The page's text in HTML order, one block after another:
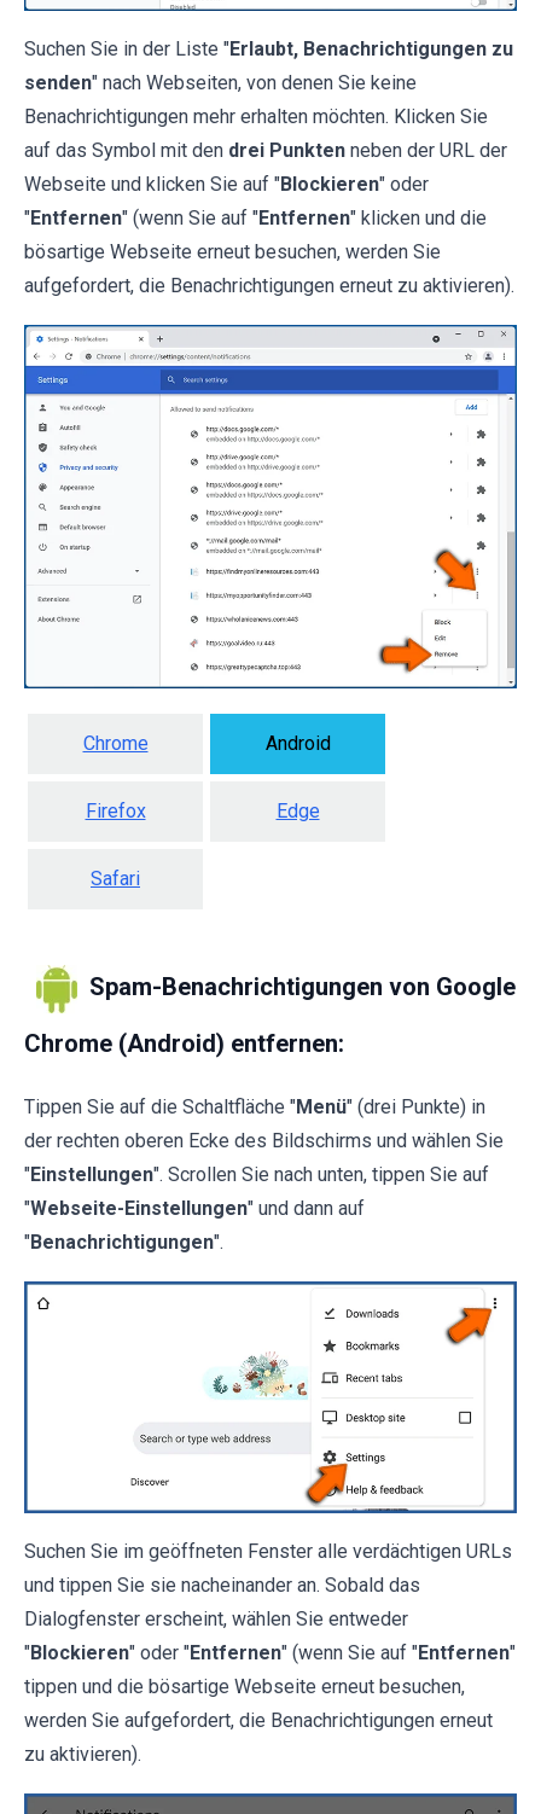
Suchen Sie in der Liste "Erlaubt, Benachrichtigungen zu
senden" nach Webseiten, von denen Sie keine
Benachrichtigungen mehr erhalten möchten. Klicken Sie
auf das Symbol mit den drei Punkten neben der URL der
Webseite und klicken Sie auf "Blockieren" oder
"Entfernen" (wenn Sie auf "Entfernen" klicken und die
bösartige Webseite erneut besuchen, werden Sie
aufgefordert, die Benachrichtigungen erneut zu aktivieren).
Chrome Android
Firefox Edge
Safari
Spam-Benachrichtigungen von Google
Chrome (Android) entfernen:
Tippen Sie auf die Schaltfläche "Menü" (drei Punkte) in
der rechten oberen Ecke des Bildschirms und wählen Sie
"Einstellungen". Scrollen Sie nach unten, tippen Sie auf
"Webseite-Einstellungen" und dann auf
"Benachrichtigungen".
Suchen Sie im geöffneten Fenster alle verdächtigen URLs
und tippen Sie sie nacheinander an. Sobald das
Dialogfenster erscheint, wählen Sie entweder
"Blockieren" oder "Entfernen" (wenn Sie auf "Entfernen"
tippen und die bösartige Webseite erneut besuchen,
werden Sie aufgefordert, die Benachrichtigungen erneut
zu aktivieren).